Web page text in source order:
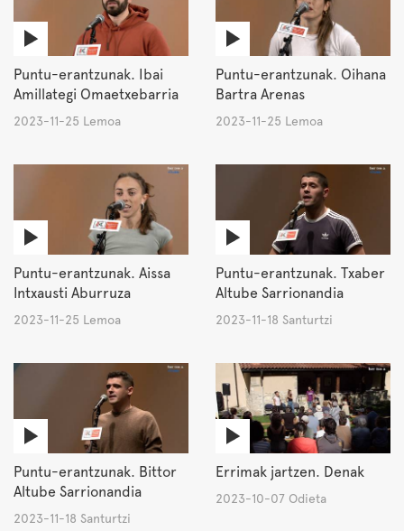
Puntu-erantzunak. Ibai
Amillategi Omaetxebarria
2023-11-25 Lemoa
Puntu-erantzunak. Oihana
Bartra Arenas
2023-11-25 Lemoa
Puntu-erantzunak. Aissa
Intxausti Aburruza
2023-11-25 Lemoa
Puntu-erantzunak. Txaber
Altube Sarrionandia
2023-11-18 Santurtzi
Puntu-erantzunak. Bittor
Altube Sarrionandia
2023-11-18 Santurtzi
Errimak jartzen. Denak
2023-10-07 Odieta